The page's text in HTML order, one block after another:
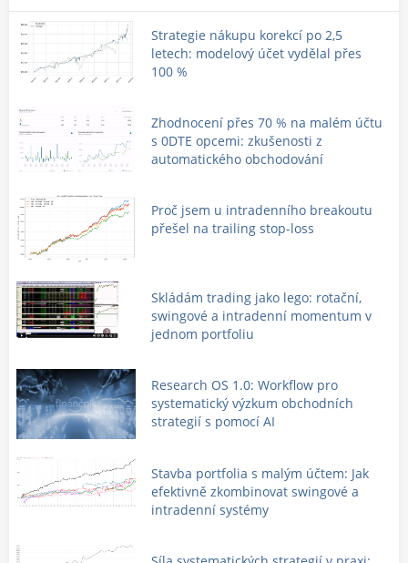
Strategie nákupu korekcí po 2,5
letech: modelový účet vydělal přes
100 %
Zhodnocení přes 70 % na malém účtu
s 0DTE opcemi: zkušenosti z
automatického obchodování
Proč jsem u intradenního breakoutu
přešel na trailing stop-loss
Skládám trading jako lego: rotační,
swingové a intradenní momentum v
jednom portfoliu
Research OS 1.0: Workflow pro
systematický výzkum obchodních
strategií s pomocí AI
Stavba portfolia s malým účtem: Jak
efektivně zkombinovat swingové a
intradenní systémy